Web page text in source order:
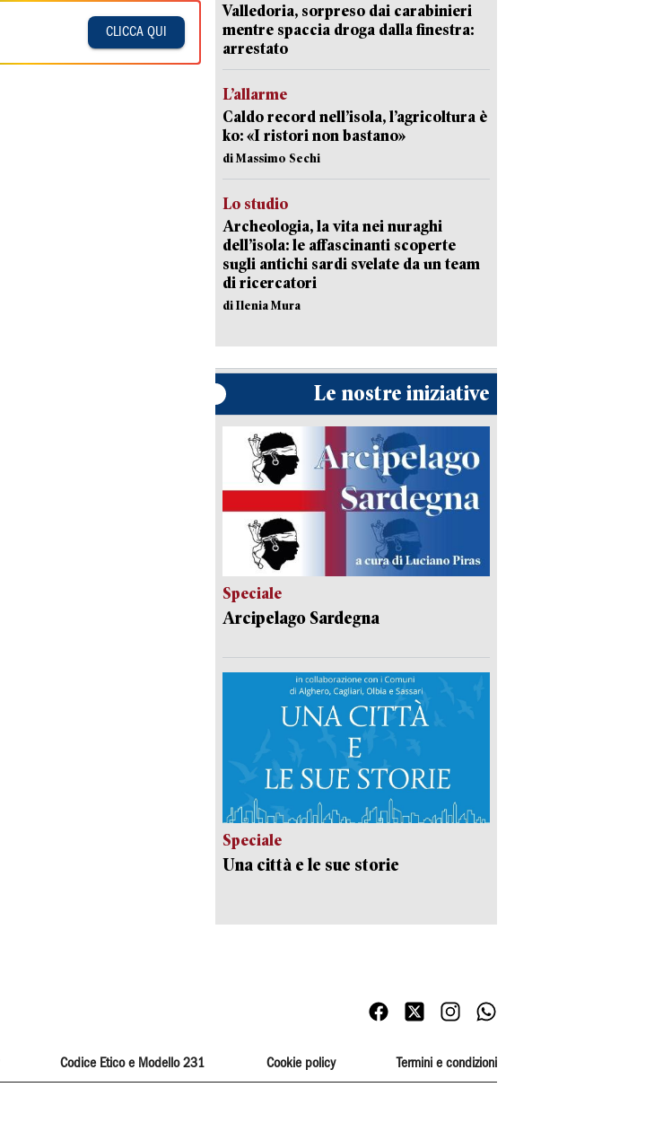
CLICCA QUI
Valledoria, sorpreso dai carabinieri
mentre spaccia droga dalla finestra:
arrestato
L’allarme
Caldo record nell’isola, l’agricoltura è
ko: «I ristori non bastano»
di Massimo Sechi
Lo studio
Archeologia, la vita nei nuraghi
dell’isola: le affascinanti scoperte
sugli antichi sardi svelate da un team
di ricercatori
di Ilenia Mura
Le nostre iniziative
Speciale
Arcipelago Sardegna
Speciale
Una città e le sue storie
Codice Etico e Modello 231 Cookie policy Termini e condizioni